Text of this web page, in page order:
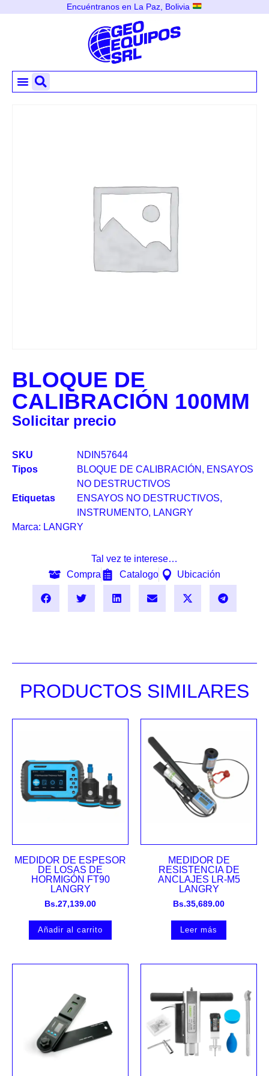
Encuéntranos en La Paz, Bolivia
BLOQUE DE
CALIBRACIÓN 100MM
Solicitar precio
SKU
NDIN57644
Tipos
BLOQUE DE CALIBRACIÓN , ENSAYOS
NO DESTRUCTIVOS
Etiquetas
ENSAYOS NO DESTRUCTIVOS,
INSTRUMENTO, LANGRY
Marca: LANGRY
Tal vez te interese…
Compra
Catalogo Ubicación
PRODUCTOS SIMILARES
MEDIDOR DE ESPESOR
DE LOSAS DE
HORMIGÓN FT90
LANGRY
Bs.27,139.00
Añadir al carrito
MEDIDOR DE
RESISTENCIA DE
ANCLAJES LR-M5
LANGRY
Bs.35,689.00
Leer más